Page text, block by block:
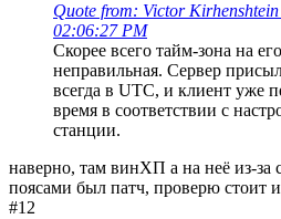
Quote from: Victor
02:06:27 PM
Скорее всего тайм-зона на
неправильная. Сервер
всегда в UTC, и клиент уже
время в соответствии с
станции.
наверно, там винХП а на неё из-за
поясами был патч, проверю стоит
#12